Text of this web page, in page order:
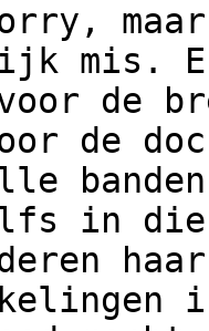
mis.
de
de
in